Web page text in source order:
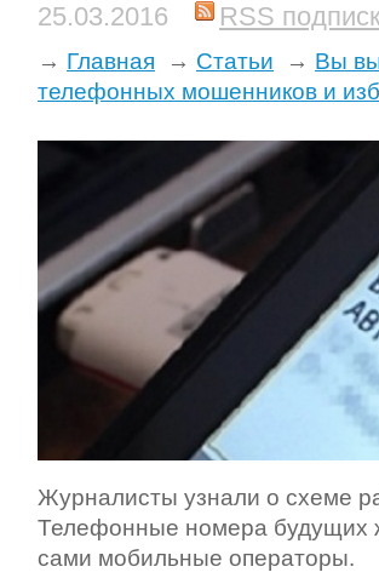
25.03.2016 RSS
→ Главная → Статьи → Вы
телефонных мошенников и
Журналисты узнали о схеме
Телефонные номера будущих
сами мобильные операторы.